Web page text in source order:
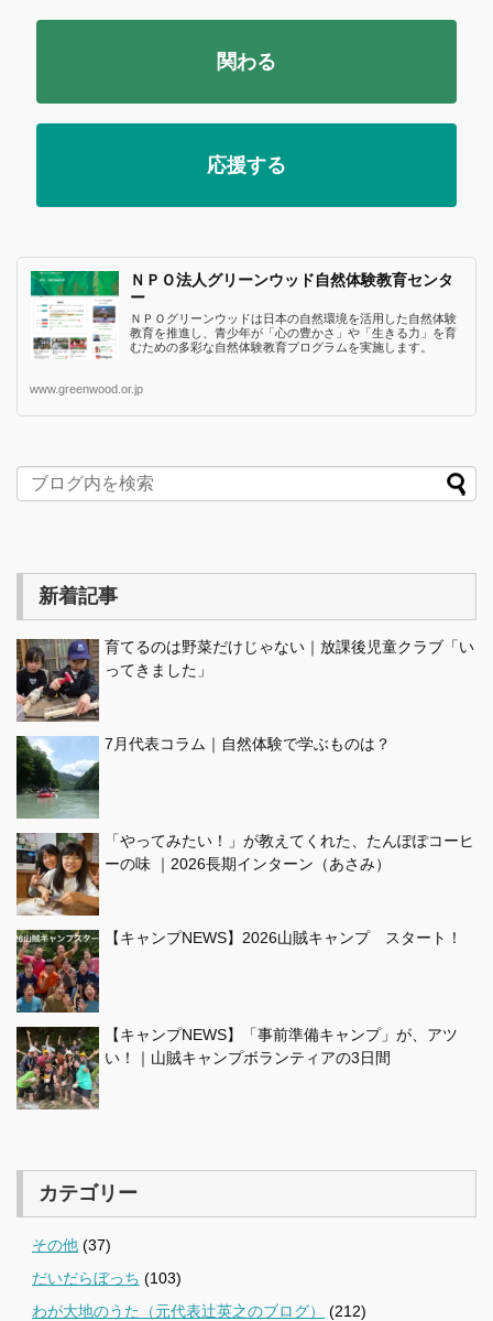
関わる
応援する
ＮＰＯ法人グリーンウッド自然体験教育センタ
ー
ＮＰＯグリーンウッドは日本の自然環境を活用した自然体験
教育を推進し、青少年が「心の豊かさ」や「生きる力」を育
むための多彩な自然体験教育プログラムを実施します。
www.greenwood.or.jp
新着記事
育てるのは野菜だけじゃない｜放課後児童クラブ「い
ってきました」
7月代表コラム｜自然体験で学ぶものは？
「やってみたい！」が教えてくれた、たんぽぽコーヒ
ーの味 ｜2026長期インターン（あさみ）
【キャンプNEWS】2026山賊キャンプ スタート！
【キャンプNEWS】「事前準備キャンプ」が、アツ
い！｜山賊キャンプボランティアの3日間
カテゴリー
その他 (37)
だいだらぼっち (103)
わが大地のうた（元代表辻英之のブログ）
(212)